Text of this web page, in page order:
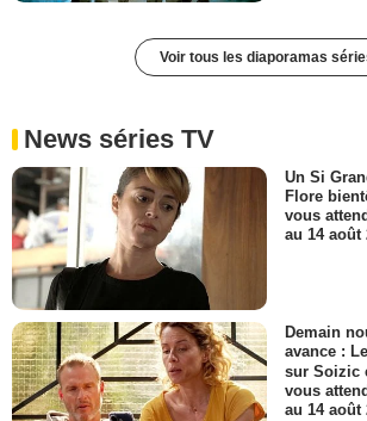
Voir tous les diaporamas
News séries TV
Un Si
Flore
vous
au 14 août
Demain
avance :
sur Soizic
vous
au 14 août